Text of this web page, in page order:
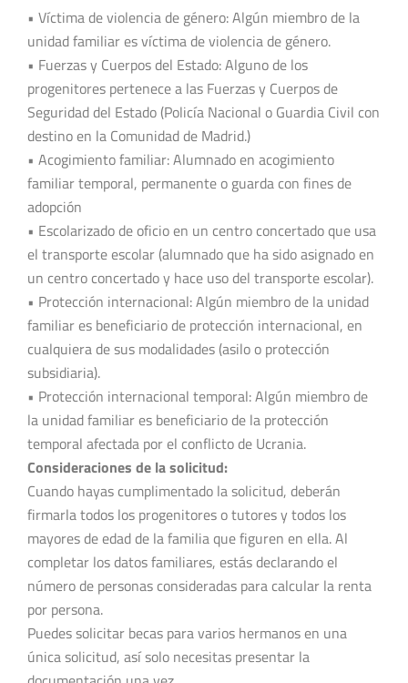
• Víctima de violencia de género: Algún miembro de la
unidad familiar es víctima de violencia de género.
• Fuerzas y Cuerpos del Estado: Alguno de los
progenitores pertenece a las Fuerzas y Cuerpos de
Seguridad del Estado (Policía Nacional o Guardia Civil con
destino en la Comunidad de Madrid.)
• Acogimiento familiar: Alumnado en acogimiento
familiar temporal, permanente o guarda con fines de
adopción
• Escolarizado de oficio en un centro concertado que usa
el transporte escolar (alumnado que ha sido asignado en
un centro concertado y hace uso del transporte escolar).
• Protección internacional: Algún miembro de la unidad
familiar es beneficiario de protección internacional, en
cualquiera de sus modalidades (asilo o protección
subsidiaria).
• Protección internacional temporal: Algún miembro de
la unidad familiar es beneficiario de la protección
temporal afectada por el conflicto de Ucrania.
Consideraciones de la solicitud:
Cuando hayas cumplimentado la solicitud, deberán
firmarla todos los progenitores o tutores y todos los
mayores de edad de la familia que figuren en ella. Al
completar los datos familiares, estás declarando el
número de personas consideradas para calcular la renta
por persona.
Puedes solicitar becas para varios hermanos en una
única solicitud, así solo necesitas presentar la